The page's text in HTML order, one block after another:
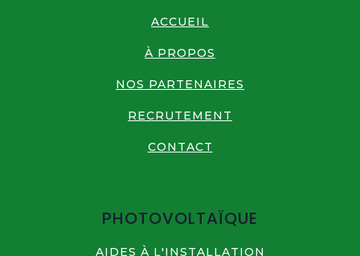
ACCUEIL
À PROPOS
NOS PARTENAIRES
RECRUTEMENT
CONTACT
PHOTOVOLTAÏQUE
AIDES À L'INSTALLATION